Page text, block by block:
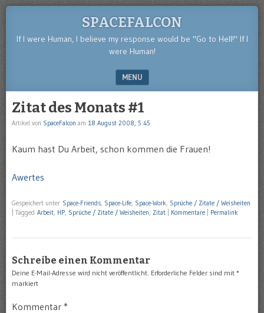
SPACEFALCON
If I were Human, I believe my response would be "Go to Hell!" If I
were Human!
MENU
Zitat des Monats #1
Artikel von SpaceFalcon am 18 August 2008, 5:45
Kaum hast Du Arbeit, schon kommen die Frauen!
Awertes
Gespeichert unter Space-Friends, Space-Life, Space-Work, Sprüche / Zitate / Weisheiten
Tagged Arbeit, HP, Sprüche / Zitate / Weisheiten, Zitat Kommentare Permalink
Schreibe einen Kommentar
Deine E-Mail-Adresse wird nicht veröffentlicht. Erforderliche Felder sind mit *
markiert
Kommentar *